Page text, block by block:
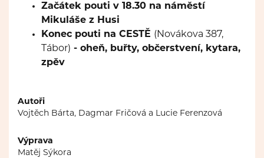
Začátek pouti v 18.30 na náměstí
Mikuláše z Husi
Konec pouti na CESTĚ (Novákova 387,
Tábor) - oheň, buřty, občerstvení, kytara,
zpěv
Autoři
Vojtěch Bárta, Dagmar Fričová a Lucie Ferenzová
Výprava
Matěj Sýkora